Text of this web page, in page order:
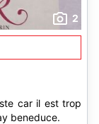
2
car il est trop
beneduce.